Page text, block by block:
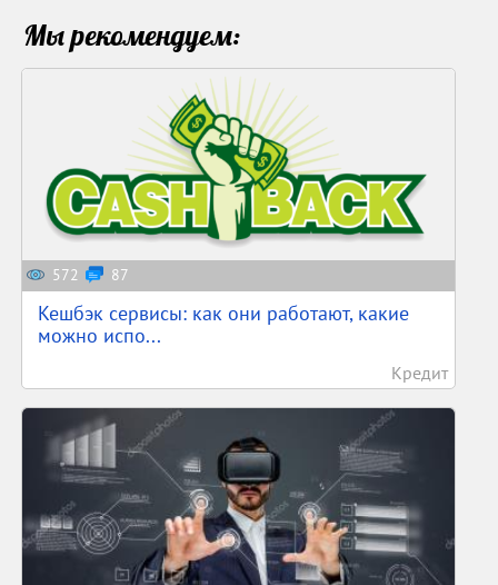
Мы рекомендуем:
572 87
Кешбэк сервисы: как они работают, какие
можно испо...
Кредит